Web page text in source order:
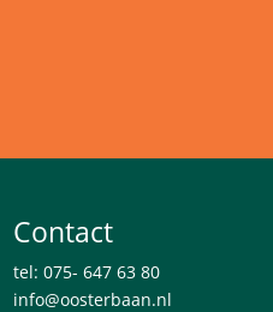
Contact
tel: 075- 647 63 80
info@oosterbaan.nl